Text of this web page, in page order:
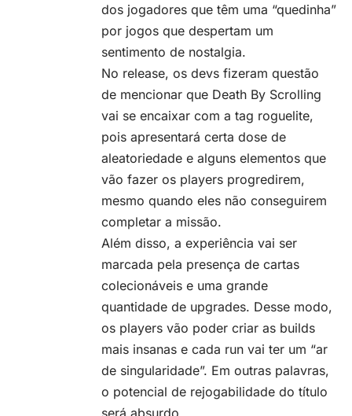
dos jogadores que têm uma “quedinha”
por jogos que despertam um
sentimento de nostalgia.
No release, os devs fizeram questão
de mencionar que Death By Scrolling
vai se encaixar com a tag roguelite,
pois apresentará certa dose de
aleatoriedade e alguns elementos que
vão fazer os players progredirem,
mesmo quando eles não conseguirem
completar a missão.
Além disso, a experiência vai ser
marcada pela presença de cartas
colecionáveis e uma grande
quantidade de upgrades. Desse modo,
os players vão poder criar as builds
mais insanas e cada run vai ter um “ar
de singularidade”. Em outras palavras,
o potencial de rejogabilidade do título
será absurdo.